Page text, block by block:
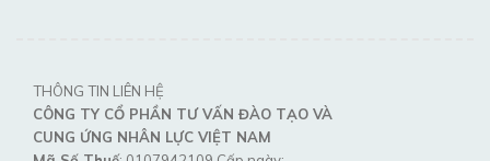
THÔNG TIN LIÊN HỆ
CÔNG TY CỔ PHẦN TƯ VẤN ĐÀO TẠO VÀ
CUNG ỨNG NHÂN LỰC VIỆT NAM